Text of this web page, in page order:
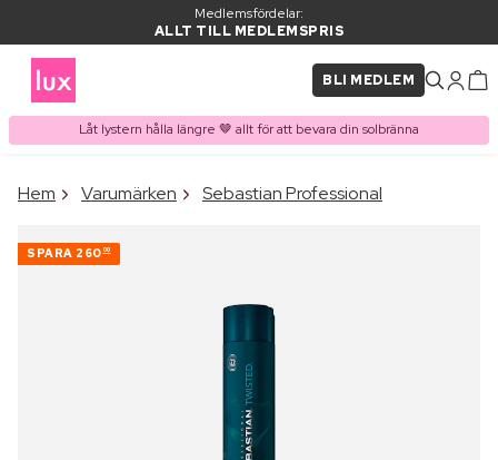
Medlemsfördelar:
ALLT TILL MEDLEMSPRIS
BLI MEDLEM
Låt lystern hålla längre 🤎 allt för att bevara din solbränna
PRODUKT I VARUKORGEN
Hem Varumärken Sebastian Professional
SPARA 260 00